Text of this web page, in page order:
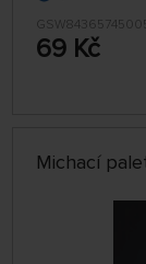
69 Kč
Michací